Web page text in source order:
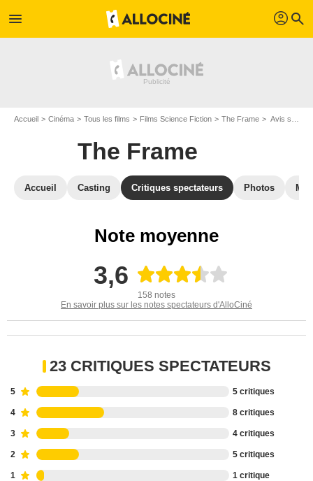
menu profil search
Accueil Cinéma Tous les films Films Science Fiction The Frame Avis sur The Frame
The Frame
Accueil Casting Critiques spectateurs Photos
Note moyenne
3,6
158 notes
En savoir plus sur les notes spectateurs d'AlloCiné
23 CRITIQUES SPECTATEURS
5 5 critiques
4 8 critiques
3 4 critiques
2 5 critiques
1 1 critique